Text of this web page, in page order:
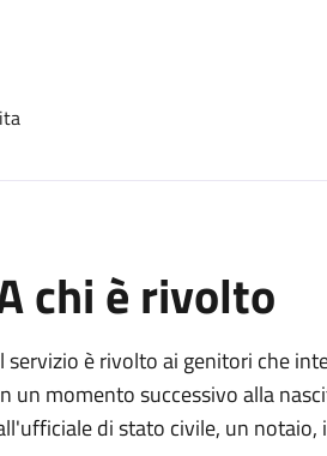
chi è rivolto
servizio è rivolto ai genitori che
un momento successivo alla
di stato civile, un